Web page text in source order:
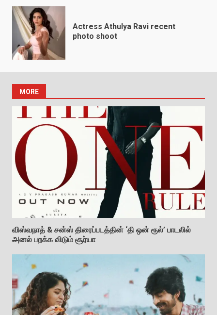
Actress Athulya Ravi recent
photo shoot
MORE
விஸ்வநாத் & சன்ஸ் திரைப்படத்தின் ‘தி ஒன் ரூல்’ பாடலில்
அனல் பறக்க விடும் சூர்யா